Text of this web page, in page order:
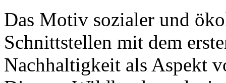
Das Motiv sozialer und
Schnittstellen mit dem
Nachhaltigkeit als Aspekt